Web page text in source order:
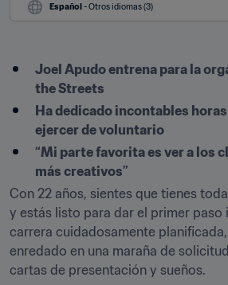
Español - Otros idiomas (3)
Joel Apudo entrena para la
the Streets
Ha dedicado incontables
ejercer de voluntario
“Mi parte favorita es ver a los
más creativos”
Con 22 años, sientes que tienes
y estás listo para dar el primer
carrera cuidadosamente
enredado en una maraña de
cartas de presentación y sueños.